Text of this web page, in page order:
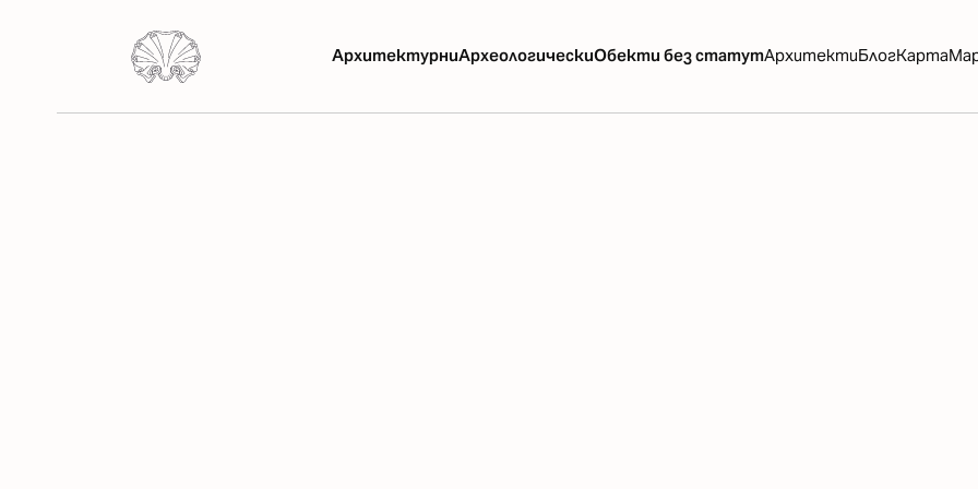
АрхитектурниАрхеологическиОбекти без статутАрхитектиБлогКарта